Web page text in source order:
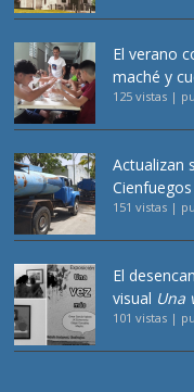
El verano
maché y
125 vistas |
Actualizan
Cienfuegos
151 vistas |
El
visual Una
101 vistas |